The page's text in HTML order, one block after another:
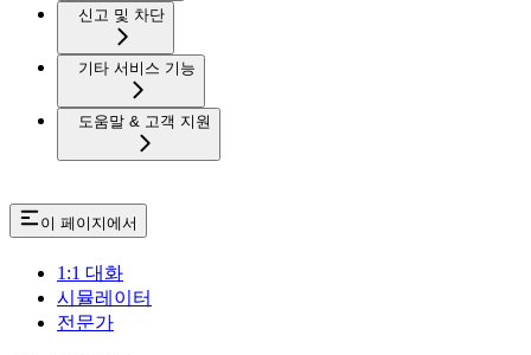
신고 및 차단
기타 서비스 기능
도움말 & 고객 지원
이 페이지에서
1:1 대화
시뮬레이터
전문가